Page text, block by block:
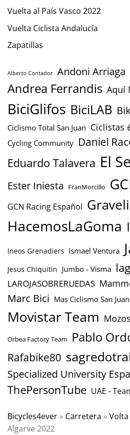
Vuelta al País Vasco 2022
Vuelta Ciclista Andalucía
Zapatillas
Alberto Contador Andoni Arriaga
Andrea Ferrandis Aquí
BiciGlifos BiciLAB
Ciclismo Total San Juan Ciclistas
Cycling Community Daniel
Eduardo Talavera El
Ester Iniesta FranMorcillo
GCN Racing Español
HacemosLaGoma
Ineos Grenadiers Ismael Ventura
Jesus Chiquitin Jumbo - Visma
LAROJASOBRERUEDAS
Marc Bici Mas Ciclismo San Juan
Movistar Team
Orbea Factory Team Pablo
Rafabike80
Specialized University
ThePersonTube UAE -
Bicycles4ever » Carretera »
Algarve 2022